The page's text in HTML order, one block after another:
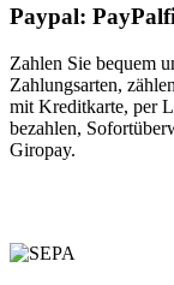
Paypal:
Zahlen Sie bequem
Zahlungsarten,
mit Kreditkarte, per
bezahlen,
Giropay.